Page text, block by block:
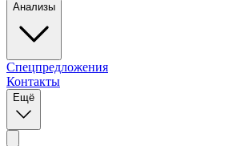
Анализы
Спецпредложения
Контакты
Ещё